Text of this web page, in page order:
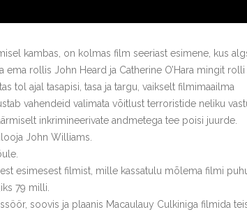
kambas, on kolmas film seeriast esimene, kus
rollis John Heard ja Catherine O’Hara mingit rolli
tol ajal tasapisi, tasa ja targu, vaikselt filmimaailma
vahendeid valimata võitlust terroristide neliku
inkrimineerivate andmetega tee poisi juurde.
John Williams.
esimesest filmist, mille kassatulu mõlema filmi
79 milli.
soovis ja plaanis Macaulauy Culkiniga filmida